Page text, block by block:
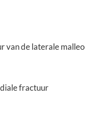
van de laterale
fractuur